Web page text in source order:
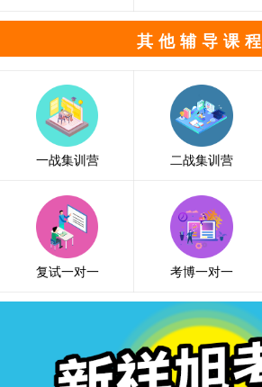
其他辅导课程
一战集训营 二战集训营
复试一对一 考博一对一